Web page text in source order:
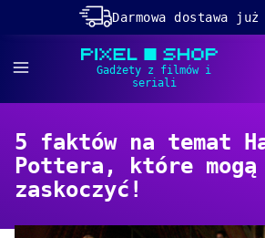
Darmowa dostawa
Rabaty -50% na
Dolącz do naszego
5 faktów na temat
Pottera, które mogą
zaskoczyć!